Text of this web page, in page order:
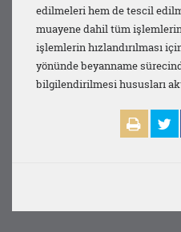
edilmeleri hem de tescil
muayene dahil tüm
işlemlerin hızlandırılması
yönünde beyanname
bilgilendirilmesi hususları